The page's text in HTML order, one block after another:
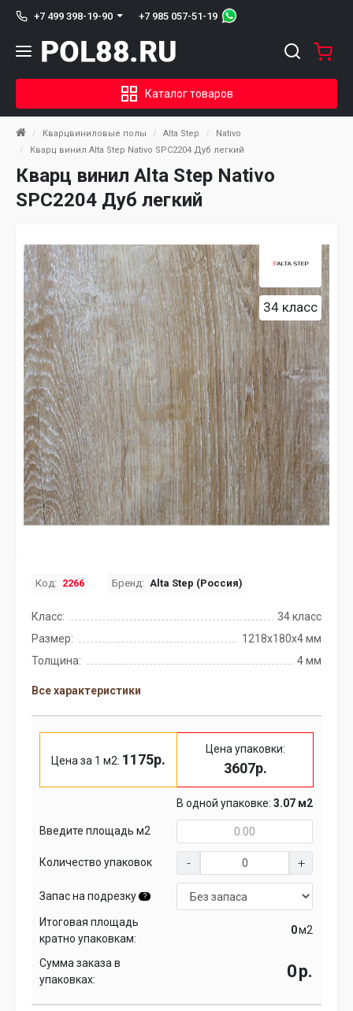
+7 499 398-19-90 +7 985 057-51-19
Каталог товаров
Кварцвиниловые полы Alta Step
Nativo
Кварц винил Alta Step Nativo SPC2204 Дуб легкий
Кварц винил Alta Step Nativo
SPC2204 Дуб легкий
34 класс
Код: 2266 Бренд: Alta Step (Россия)
Класс:
34 класс
Размер:
1218x180x4 мм
Толщина:
4 мм
Все характеристики
Цена за 1 м2: 1175р.
Цена упаковки:
3607р.
В одной упаковке: 3.07 м2
Введите площадь м2
Количество упаковок
Запас на подрезку ?
Итоговая площадь
кратно упаковкам:
м2
Сумма заказа в
упаковках:
р.